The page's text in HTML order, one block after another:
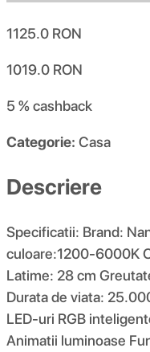
1125.0 RON
1019.0 RON
5 %cashback
Categorie: Casa
Descriere
Specificatii: Brand:
culoare:1200-6000K
Latime: 28 cm
Durata de viata:
LED-uri RGB
Animatii luminoase